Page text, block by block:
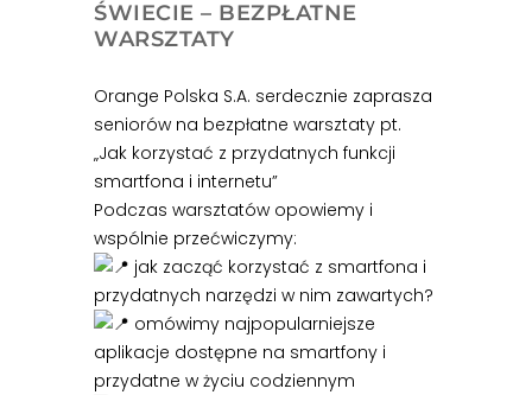
ŚWIECIE – BEZPŁATNE
WARSZTATY
Orange Polska S.A. serdecznie zaprasza
seniorów na bezpłatne warsztaty pt.
„Jak korzystać z przydatnych funkcji
smartfona i internetu”
Podczas warsztatów opowiemy i
wspólnie przećwiczymy:
jak zacząć korzystać z smartfona i
przydatnych narzędzi w nim zawartych?
omówimy najpopularniejsze
aplikacje dostępne na smartfony i
przydatne w życiu codziennym